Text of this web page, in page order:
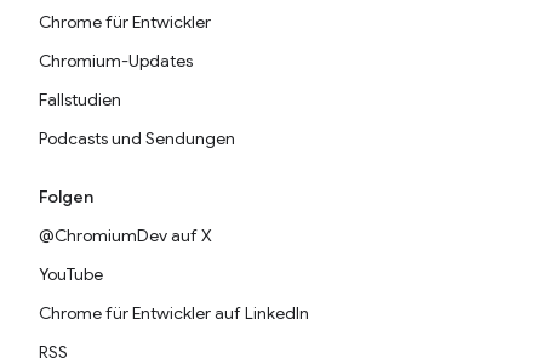
Chrome für Entwickler
Chromium-Updates
Fallstudien
Podcasts und Sendungen
Folgen
@ChromiumDev auf X
YouTube
Chrome für Entwickler auf LinkedIn
RSS